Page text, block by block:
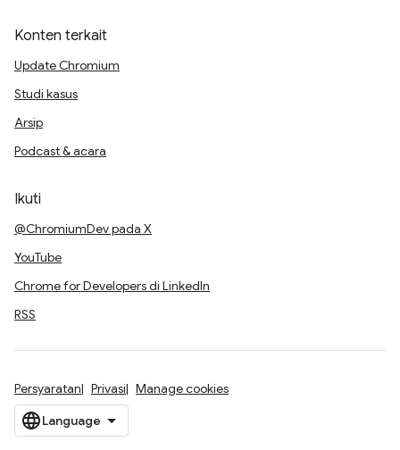
Konten terkait
Update Chromium
Studi kasus
Arsip
Podcast & acara
Ikuti
@ChromiumDev pada X
YouTube
Chrome for Developers di LinkedIn
RSS
Persyaratan Privasi Manage cookies